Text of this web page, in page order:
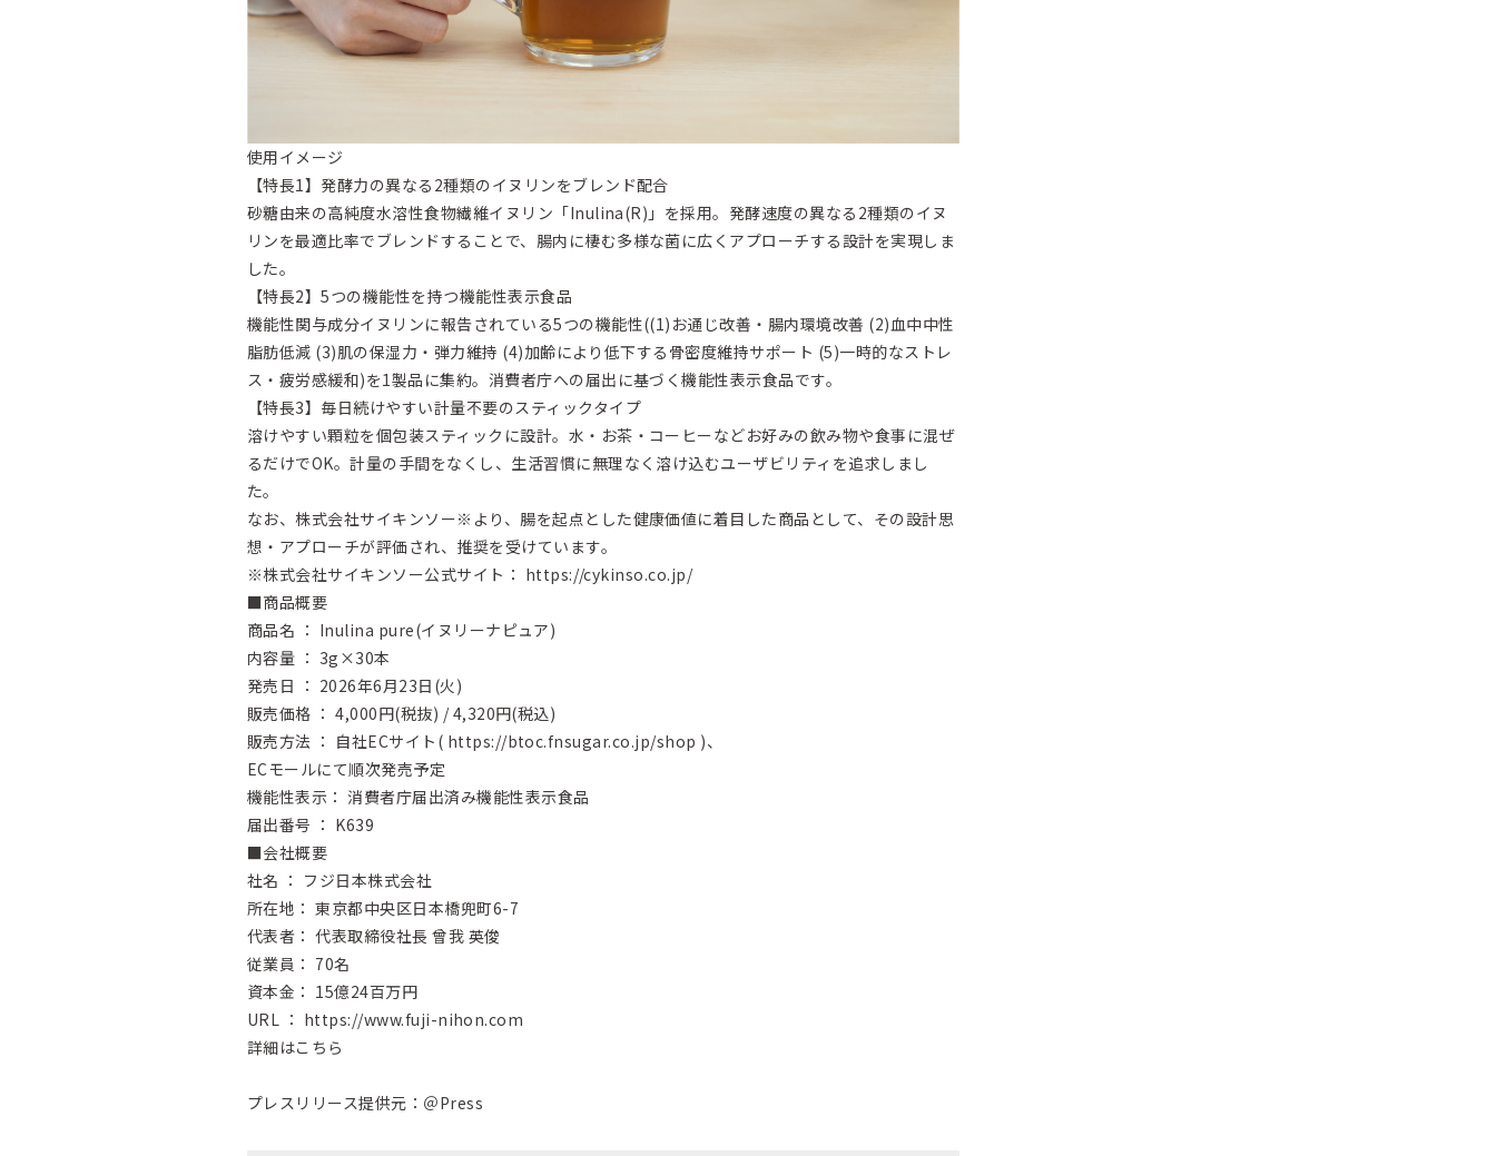
使用イメージ
【特長1】発酵力の異なる2種類のイヌリンをブレンド配合
砂糖由来の高純度水溶性食物繊維イヌリン「Inulina(R)」を採用。発酵速度の異なる2種類のイヌ
リンを最適比率でブレンドすることで、腸内に棲む多様な菌に広くアプローチする設計を実現しま
した。
【特長2】5つの機能性を持つ機能性表示食品
機能性関与成分イヌリンに報告されている5つの機能性((1)お通じ改善・腸内環境改善 (2)血中中性
脂肪低減 (3)肌の保湿力・弾力維持 (4)加齢により低下する骨密度維持サポート (5)一時的なストレ
ス・疲労感緩和)を1製品に集約。消費者庁への届出に基づく機能性表示食品です。
【特長3】毎日続けやすい計量不要のスティックタイプ
溶けやすい顆粒を個包装スティックに設計。水・お茶・コーヒーなどお好みの飲み物や食事に混ぜ
るだけでOK。計量の手間をなくし、生活習慣に無理なく溶け込むユーザビリティを追求しまし
た。
なお、株式会社サイキンソー※より、腸を起点とした健康価値に着目した商品として、その設計思
想・アプローチが評価され、推奨を受けています。
※株式会社サイキンソー公式サイト： https://cykinso.co.jp/
■商品概要
商品名 ： Inulina pure(イヌリーナピュア)
内容量 ： 3g×30本
発売日 ： 2026年6月23日(火)
販売価格 ： 4,000円(税抜) / 4,320円(税込)
販売方法 ： 自社ECサイト( https://btoc.fnsugar.co.jp/shop )、
ECモールにて順次発売予定
機能性表示： 消費者庁届出済み機能性表示食品
届出番号 ： K639
■会社概要
社名 ： フジ日本株式会社
所在地： 東京都中央区日本橋兜町6-7
代表者： 代表取締役社長 曾我 英俊
従業員： 70名
資本金： 15億24百万円
URL ： https://www.fuji-nihon.com
詳細はこちら
プレスリリース提供元：＠Press